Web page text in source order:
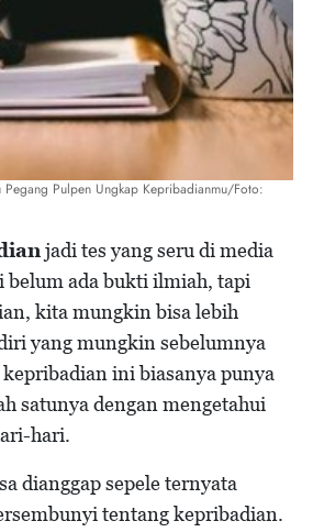
Pegang Pulpen Ungkap Kepribadianmu/Foto:
jadi tes yang seru di media
belum ada bukti ilmiah, tapi
kita mungkin bisa lebih
yang mungkin sebelumnya
ini biasanya punya
satunya dengan mengetahui
hari.
dianggap sepele ternyata
tentang kepribadian.